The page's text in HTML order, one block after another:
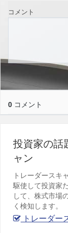
コメント
0 コメント
投資家の話
ャン
トレーダースキ
駆使して投資家
して、株式市場
く検知します。
トレーダー